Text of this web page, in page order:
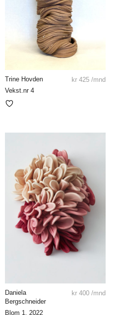
Trine Hovden
Vekst.nr 4
kr 425 /mnd
Daniela
Bergschneider
Blom 1, 2022
kr 400 /mnd